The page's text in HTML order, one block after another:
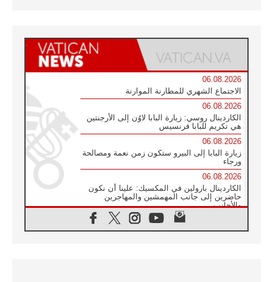
06.08.2026
الاجتماع الشهري للمطارنة الموارنة
06.08.2026
الكاردينال روسي: زيارة البابا لاوُن إلى الأرجنتين
هي تكريم للبابا فرنسيس
06.08.2026
زيارة البابا إلى البيرو ستكون زمن نعمة ومصالحة
ورجاء
06.08.2026
الكاردينال بارولين في المكسيك: علينا أن نكون
حاضرين إلى جانب المهمشين والمهاجرين
والأجانب
البابا لاوُن الرابع عشر للشباب في أسيزي: